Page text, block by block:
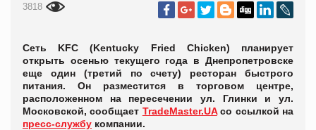
3818
Сеть KFC (Kentucky Fried Chicken) планирует
открыть осенью текущего года в Днепропетровске
еще один (третий по счету) ресторан быстрого
питания. Он разместится в торговом центре,
расположенном на пересечении ул. Глинки и ул.
Московской, сообщает TradeMaster.UAсо ссылкой на
пресс-службу компании.